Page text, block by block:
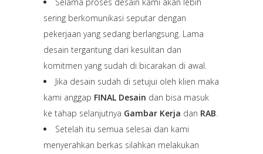
sering berkomunikasi seputar dengan
pekerjaan yang sedang berlangsung. Lama
desain tergantung dari kesulitan dan
komitmen yang sudah di bicarakan di awal.
Jika desain sudah di setujui oleh klien maka
kami anggap FINAL Desain dan bisa masuk
ke tahap selanjutnya Gambar Kerja dan RAB.
Setelah itu semua selesai dan kami
menyerahkan berkas silahkan melakukan